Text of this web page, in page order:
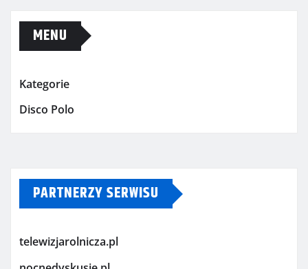
MENU
Kategorie
Disco Polo
PARTNERZY SERWISU
telewizjarolnicza.pl